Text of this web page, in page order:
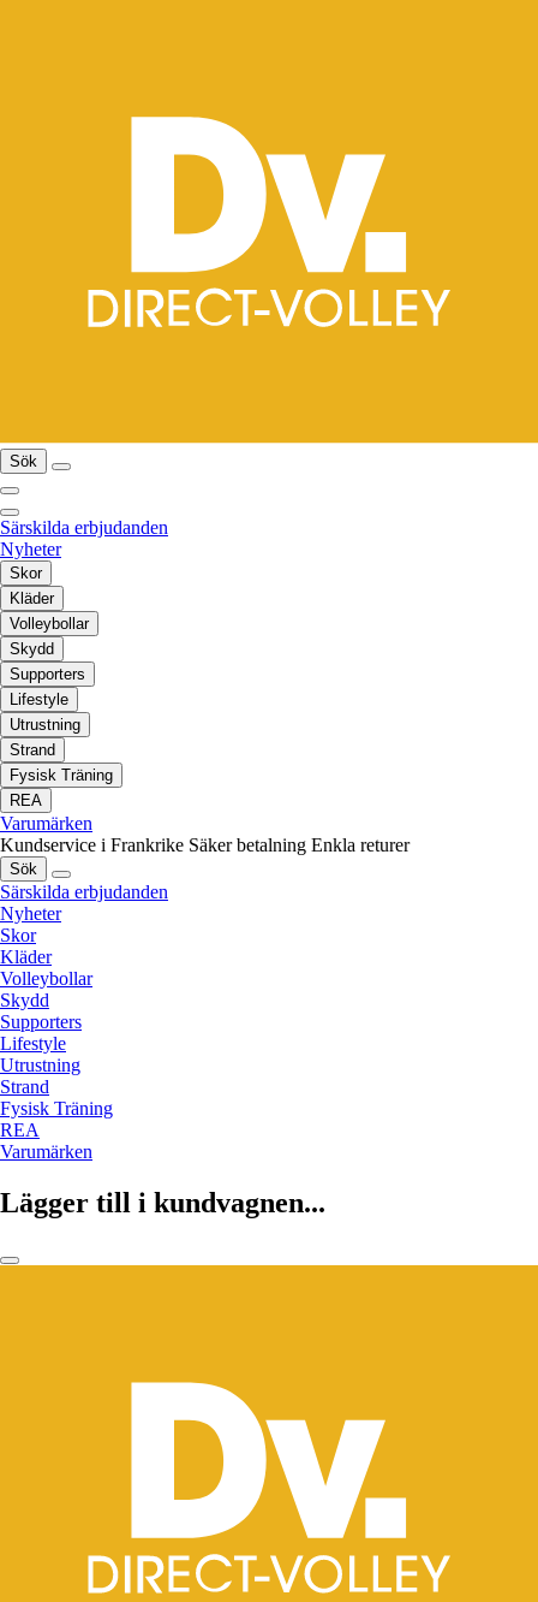
Sök
Särskilda erbjudanden
Nyheter
Skor
Kläder
Volleybollar
Skydd
Supporters
Lifestyle
Utrustning
Strand
Fysisk Träning
REA
Varumärken
Kundservice i Frankrike Säker betalning Enkla returer
Sök
Särskilda erbjudanden
Nyheter
Skor
Kläder
Volleybollar
Skydd
Supporters
Lifestyle
Utrustning
Strand
Fysisk Träning
REA
Varumärken
Lägger till i kundvagnen...